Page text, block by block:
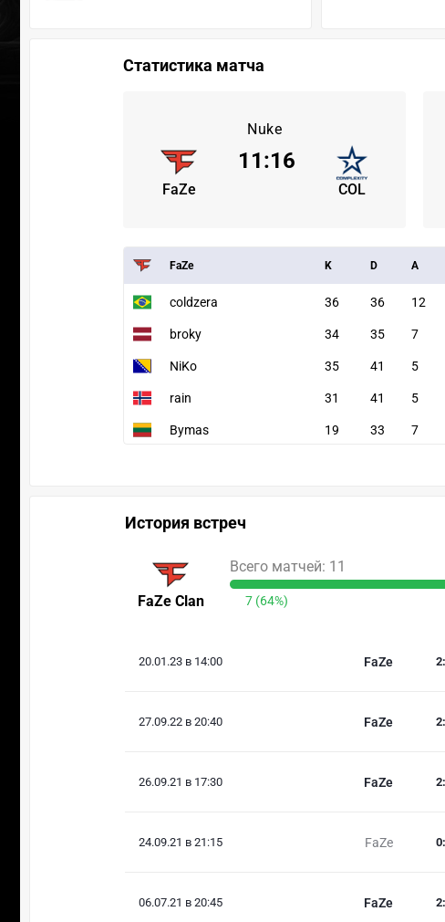
Статистика матча
Nuke
FaZe COL
11:16
FaZe K D A
coldzera 36 36 12
broky 34 35 7
NiKo 35 41 5
rain 31 41 5
Bymas 19 33 7
История встреч
FaZe Clan
Всего матчей: 11
7 (64%)
20.01.23 в 14:00 FaZe 2:
27.09.22 в 20:40 FaZe 2:
26.09.21 в 17:30 FaZe 2:
24.09.21 в 21:15 FaZe 0:
06.07.21 в 20:45 FaZe 2: